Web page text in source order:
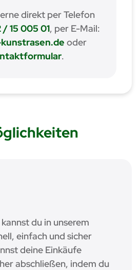
direkt per Telefon
/ 15 005 01, per E-Mail:
oder
.
du in unserem
einfach und sicher
deine Einkäufe
abschließen, indem du